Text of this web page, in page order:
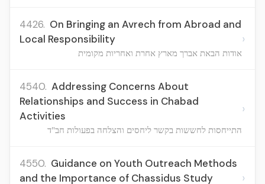
4426. On Bringing an Avrech from Abroad and
Local Responsibility
אודות הבאת אברך מארץ אחרת ואחריות מקומית
›
4540. Addressing Concerns About
Relationships and Success in Chabad
Activities
התייחסות לחששות בקשר ליחסים והצלחה בפעולות חב"ד
›
4550. Guidance on Youth Outreach Methods
and the Importance of Chassidus Study
›